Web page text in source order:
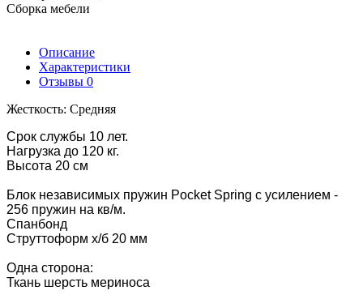
Сборка мебели
Описание
Характеристики
Отзывы 0
Жесткость: Средняя
Срок службы 10 лет.
Нагрузка до 120 кг.
Высота 20 см
Блок независимых пружин Pocket Spring с усилением -
256 пружин на кв/м.
Спанбонд
Струттоформ х/б 20 мм
Одна сторона:
Ткань шерсть мериноса